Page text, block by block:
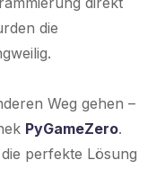
die
Weg gehen –
PyGameZero.
perfekte Lösung